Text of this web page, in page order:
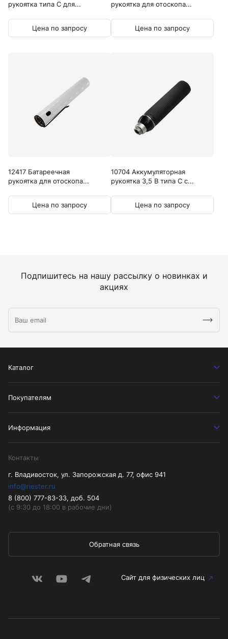
рукоятка типа C для...
Цена по запросу
рукоятка для отоскопа...
Цена по запросу
12417 Батареечная
рукоятка для отоскопа...
Цена по запросу
10704 Аккумуляторная
рукоятка 3,5 В типа С с...
Цена по запросу
Подпишитесь на нашу рассылку о новинках и
акциях
Каталог
Покупателям
Информация
Контакты
г. Владивосток, ул. Запорожская д. 77, офис 941
info@riester.ru
8 (800) 777-83-33, доб. 504
(с 9:30 до 18:00 в рабочие дни)
Обратная связь
Сайт для физических лиц